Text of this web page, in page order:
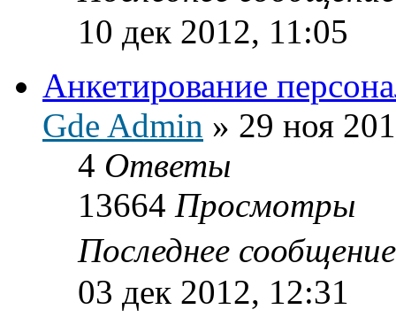
10 дек 2012, 11:05
Анкетирование
Gde Admin » 29 ноя
4 Ответы
13664 Просмотры
Последнее
03 дек 2012, 12:31